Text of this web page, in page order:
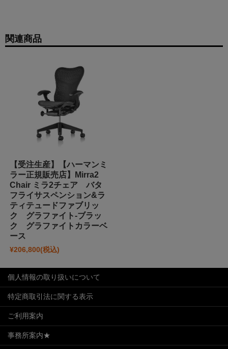
関連商品
【受注生産】【ハーマンミ
ラー正規販売店】Mirra2
Chair ミラ2チェア バタ
フライサスペンション&ラ
ティテュードファブリッ
ク グラファイト-ブラッ
ク グラファイトカラーベ
ース
¥206,800(税込)
個人情報の取り扱いについて
特定商取引法に関する表示
ご利用案内
事務所案内★